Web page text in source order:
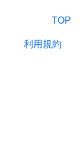
TOP
利用規約